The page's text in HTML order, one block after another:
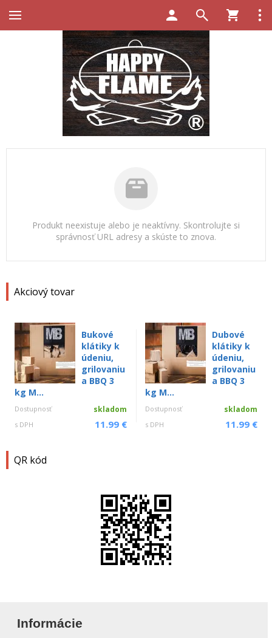
Akciový tovar
Bukové
klátiky k
údeniu,
grilovaniu
a BBQ 3
kg M...
Dostupnosť skladom
s DPH 11.99 €
Dubové
klátiky k
údeniu,
grilovaniu
a BBQ 3
kg M...
Dostupnosť skladom
s DPH 11.99 €
QR kód
Produkt neexistuje alebo je neaktívny. Skontrolujte si
správnosť URL adresy a skúste to znova.
Informácie